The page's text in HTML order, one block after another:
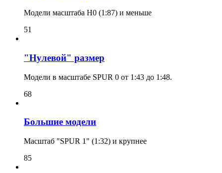
Модели масштаба H0 (1:87) и меньше
51
"Нулевой" размер
Модели в масштабе SPUR 0 от 1:43 до 1:48.
68
Большие модели
Масштаб "SPUR 1" (1:32) и крупнее
85